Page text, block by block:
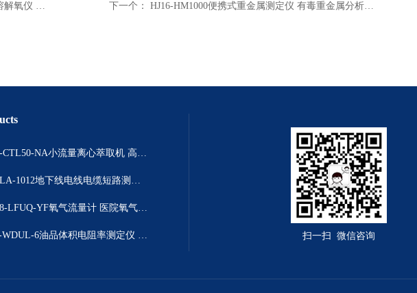
氧分析仪 下一个： HJ16-HM1000便携式重金属测定仪 有毒重金属分析仪 铜镉铅锌汞砷铬锑检测仪 水中重金属检测仪
HG21-CTL50-NA小流量离心萃取机 高效率离心萃取仪 小流量离心机
HJ13-LA-1012地下线电线电缆短路测试仪 电缆线断线故障测量仪 地暖短路检测仪
BXS08-LFUQ-YF氧气流量计 医院氧气流量仪 微流量氧气检测仪
DL04-WDUL-6油品体积电阻率测定仪 自动控温抗燃油体积电阻率分析仪 扫一扫 微信咨询